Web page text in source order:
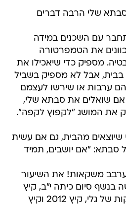
שלי הרבה דברים
עם השכנים במידה
את הטמפרטורה
מספיק כדי שיאכילו את
אבל לא מספיק בשביל
ערבות או שירשו לעצמם
שואלים את סבתא שלי,
את המושג "לקפוץ לקפה".
שיוצאים מהבית, גם אם עשית
סבתא: "אם יושבים, תמיד
משקאות! את השיעור
בנשף סיום כיתה י"ב, קיץ
2006, ובמסיבות הרווקות של גלי, קיץ 2012 וקיץ